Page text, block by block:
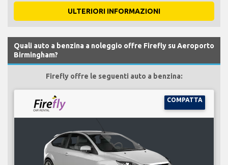
ULTERIORI INFORMAZIONI
Quali auto a benzina a noleggio offre Firefly su Aeroporto
Birmingham?
Firefly offre le seguenti auto a benzina:
COMPATTA